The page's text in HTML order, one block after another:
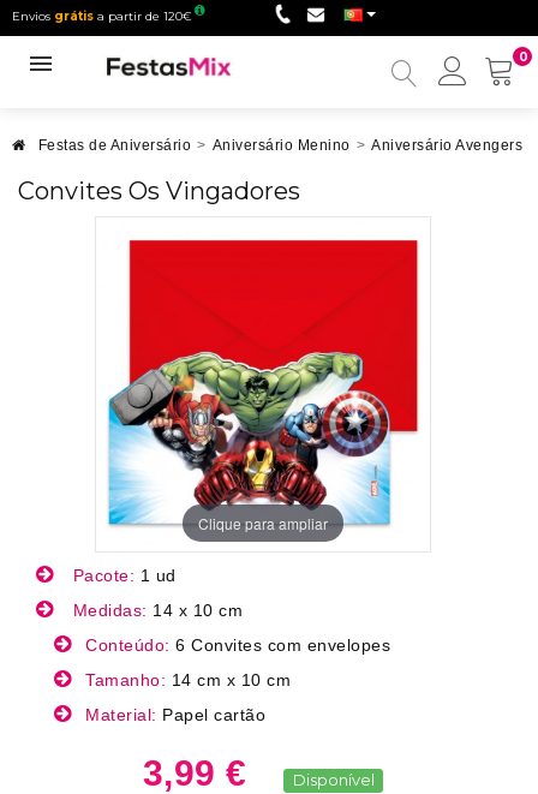
Envios grátis a partir de 120€
0
Minha
Festas de Aniversário > Aniversário Menino > Aniversário Avengers
Convites Os Vingadores
Clique para ampliar
Pacote: 1 ud
Medidas: 14 x 10 cm
Conteúdo: 6 Convites com envelopes
Tamanho: 14 cm x 10 cm
Material: Papel cartão
3,99 € Disponível